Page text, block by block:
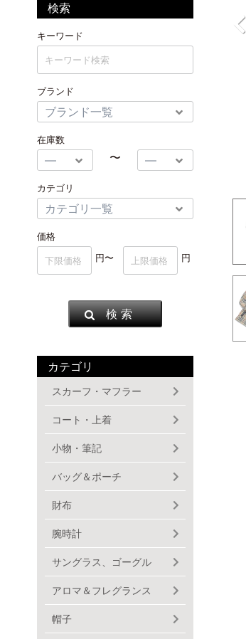
検索
キーワード
ブランド
在庫数
〜
カテゴリ
価格
円〜
円
検 索
カテゴリ
スカーフ・マフラー
コート・上着
小物・筆記
バッグ＆ポーチ
財布
腕時計
サングラス、ゴーグル
アロマ＆フレグランス
帽子